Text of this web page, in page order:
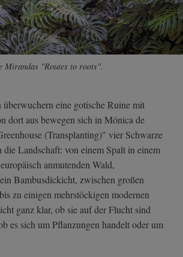
Mirandas "Routes to roots".
überwuchern eine gotische Ruine mit
dort aus bewegen sich in Mónica de
(Transplanting)" vier Schwarze
die Landschaft: von einem Spalt in einem
anmutenden Wald,
Bambusdickicht, zwischen großen
zu einigen mehrstöckigen modernen
ganz klar, ob sie auf der Flucht sind
es sich um Pflanzungen handelt oder um